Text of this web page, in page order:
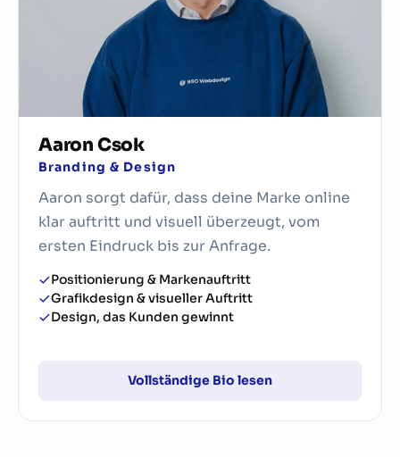
Praktische Einblicke erhielt er bei der EU-
Kommission und der Nationalbank, wo er seine
analytischen Fähigkeiten weiter schärfen konnte.
Mit seiner strategischen Denkweise, seiner
Vielseitigkeit und seiner Begeisterung für neue
Ideen bringt Paul wertvolle Impulse ins Team.
×
Aaron Csok
Branding & Design
Aaron sorgt dafür, dass deine Marke online
klar auftritt und visuell überzeugt, vom
ersten Eindruck bis zur Anfrage.
Positionierung & Markenauftritt
Grafikdesign & visueller Auftritt
Design, das Kunden gewinnt
Vollständige Bio lesen